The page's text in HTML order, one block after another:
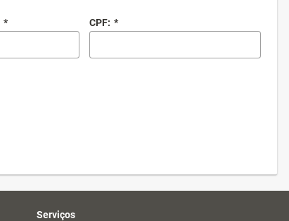
* CPF: *
Serviços